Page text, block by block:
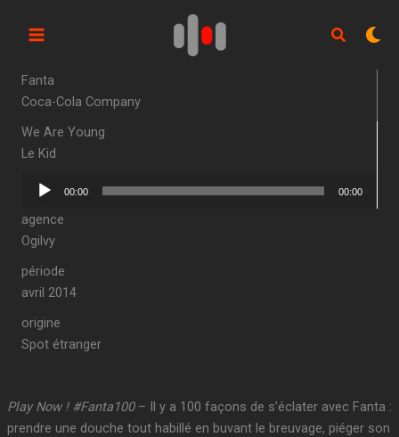
Fanta
Coca-Cola Company
We Are Young
Le Kid
Lecteur
00:00 00:00
agence
Ogilvy
période
avril 2014
origine
Spot étranger
Play Now ! #Fanta100– Il y a 100 façons de s’éclater avec Fanta :
prendre une douche tout habillé en buvant le breuvage, piéger son